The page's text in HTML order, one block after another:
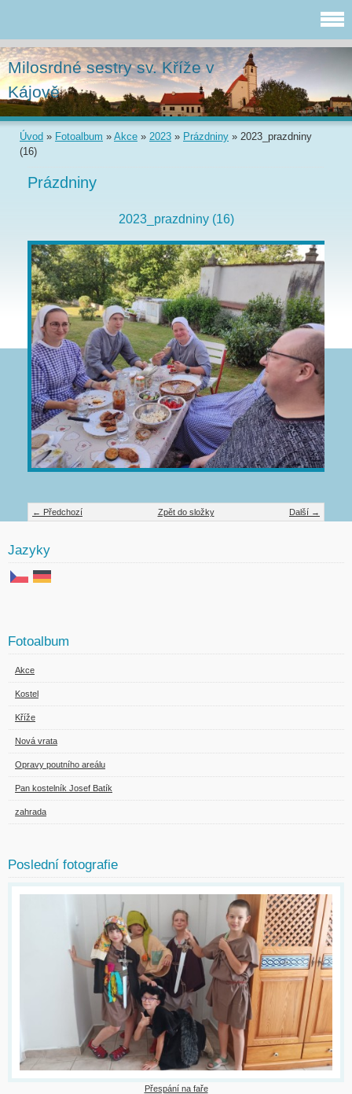
Milosrdné sestry sv. Kříže v
Kájově
Úvod » Fotoalbum » Akce » 2023 » Prázdniny » 2023_prazdniny
(16)
Prázdniny
2023_prazdniny (16)
← Předchozí Další →
Zpět do složky
Jazyky
Fotoalbum
Akce
Kostel
Kříže
Nová vrata
Opravy poutního areálu
Pan kostelník Josef Batík
zahrada
Poslední fotografie
Přespání na faře